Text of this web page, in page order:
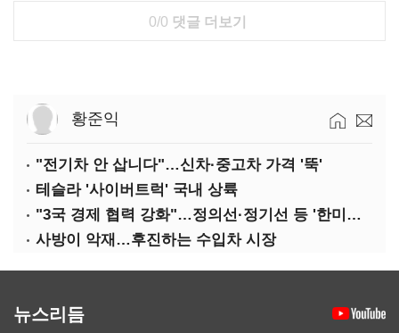
0/0 댓글 더보기
황준익
"전기차 안 삽니다"…신차·중고차 가격 '뚝'
테슬라 '사이버트럭' 국내 상륙
"3국 경제 협력 강화"…정의선·정기선 등 '한미일 경제대화' 참석
사방이 악재…후진하는 수입차 시장
뉴스리듬